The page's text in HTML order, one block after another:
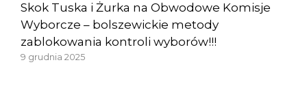
Skok Tuska i Żurka na Obwodowe Komisje
Wyborcze – bolszewickie metody
zablokowania kontroli wyborów!!!
9 grudnia 2025